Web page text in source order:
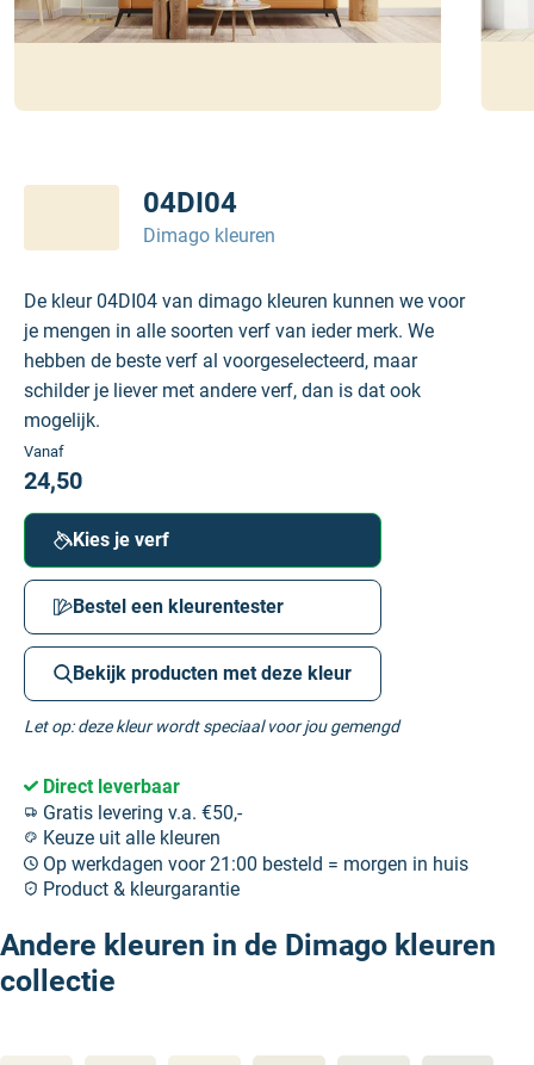
04DI04
Dimago kleuren
De kleur 04DI04 van dimago kleuren kunnen we voor
je mengen in alle soorten verf van ieder merk. We
hebben de beste verf al voorgeselecteerd, maar
schilder je liever met andere verf, dan is dat ook
mogelijk.
Vanaf
24,50
Kies je verf
Bestel een kleurentester
Bekijk producten met deze kleur
Let op: deze kleur wordt speciaal voor jou gemengd
Direct leverbaar
Gratis levering v.a. €50,-
Keuze uit alle kleuren
Op werkdagen voor 21:00 besteld = morgen in huis
Product & kleurgarantie
Andere kleuren in de Dimago kleuren
collectie